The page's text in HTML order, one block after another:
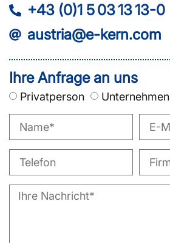
+43 (0)1 5 03 13 13-0
austria@e-kern.com
Ihre Anfrage an uns
Privatperson Unternehmen